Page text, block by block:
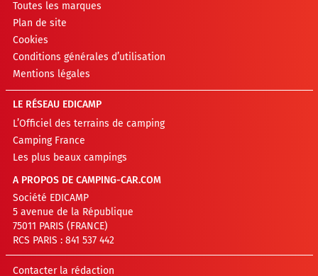
Toutes les marques
Plan de site
Cookies
Conditions générales d’utilisation
Mentions légales
LE RÉSEAU EDICAMP
L’Officiel des terrains de camping
Camping France
Les plus beaux campings
A PROPOS DE CAMPING-CAR.COM
Société EDICAMP
5 avenue de la République
75011 PARIS (FRANCE)
RCS PARIS : 841 537 442
Contacter la rédaction